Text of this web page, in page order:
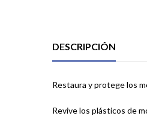
DESCRIPCIÓN
Restaura y protege los
Revive los plásticos de